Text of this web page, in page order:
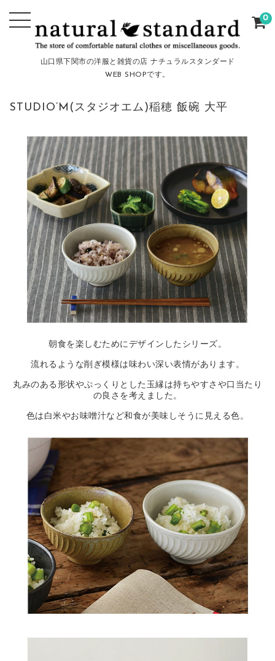
山口県下関市の洋服と雑貨の店 ナチュラルスタンダード
WEB SHOPです。
0
STUDIO’M(スタジオエム)稲穂 飯碗 大平
朝食を楽しむためにデザインしたシリーズ。
流れるような削ぎ模様は味わい深い表情があります。
丸みのある形状やぷっくりとした玉縁は持ちやすさや口当たり
の良さを考えました。
色は白米やお味噌汁など和食が美味しそうに見える色。